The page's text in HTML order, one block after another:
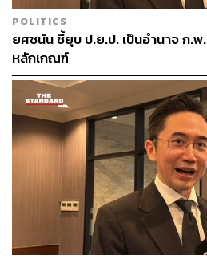
POLITICS
ยศชนัน ชี้ยุบ ป.ย.ป. เป็นอำนาจ ก.
หลักเกณฑ์